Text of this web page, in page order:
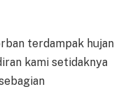
terdampak hujan
kami setidaknya